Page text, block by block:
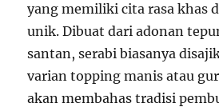
yang memiliki cita rasa khas
unik. Dibuat dari adonan
santan, serabi biasanya
varian topping manis atau
akan membahas tradisi